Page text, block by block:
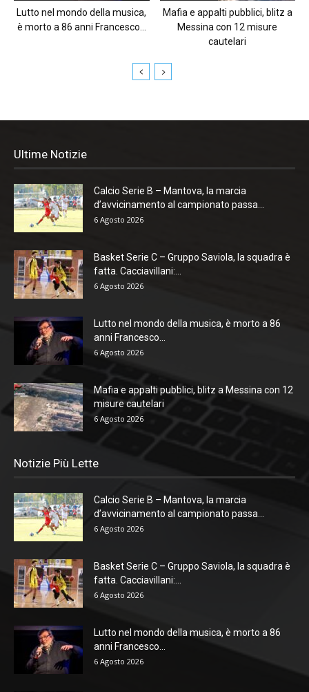
Lutto nel mondo della musica,
è morto a 86 anni Francesco...
Mafia e appalti pubblici, blitz a
Messina con 12 misure
cautelari
Ultime Notizie
Calcio Serie B – Mantova, la marcia
d’avvicinamento al campionato passa...
6 Agosto 2026
Basket Serie C – Gruppo Saviola, la squadra è
fatta. Cacciavillani:...
6 Agosto 2026
Lutto nel mondo della musica, è morto a 86
anni Francesco...
6 Agosto 2026
Mafia e appalti pubblici, blitz a Messina con 12
misure cautelari
6 Agosto 2026
Notizie Più Lette
Calcio Serie B – Mantova, la marcia
d’avvicinamento al campionato passa...
6 Agosto 2026
Basket Serie C – Gruppo Saviola, la squadra è
fatta. Cacciavillani:...
6 Agosto 2026
Lutto nel mondo della musica, è morto a 86
anni Francesco...
6 Agosto 2026